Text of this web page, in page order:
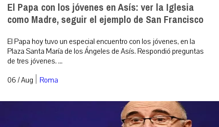
El Papa con los jóvenes en Asís: ver la Iglesia
como Madre, seguir el ejemplo de San Francisco
El Papa hoy tuvo un especial encuentro con los jóvenes, en la
Plaza Santa María de los Ángeles de Asís. Respondió preguntas
de tres jóvenes. ...
06 / Aug | Roma